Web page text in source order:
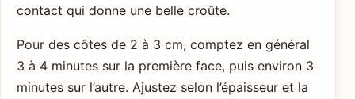
contact qui donne une belle croûte.
Pour des côtes de 2 à 3 cm, comptez en général
3 à 4 minutes sur la première face, puis environ 3
minutes sur l’autre. Ajustez selon l’épaisseur et la